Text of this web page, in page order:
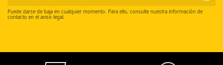
Puede darse de baja en cualquier momento. Para ello, consulte nuestra información de
contacto en el aviso legal.